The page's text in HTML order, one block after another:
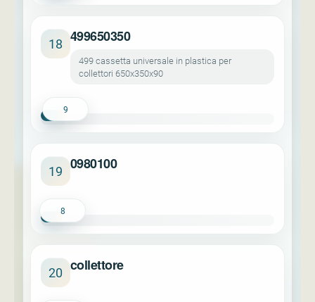
18 499650350
499 cassetta universale in plastica per
collettori 650x350x90
9
19 0980100
8
20 collettore